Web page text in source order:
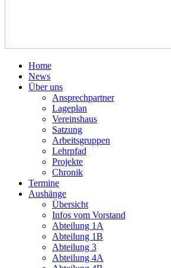
Home
News
Über uns
Ansprechpartner
Lageplan
Vereinshaus
Satzung
Arbeitsgruppen
Lehrpfad
Projekte
Chronik
Termine
Aushänge
Übersicht
Infos vom Vorstand
Abteilung 1A
Abteilung 1B
Abteilung 3
Abteilung 4A